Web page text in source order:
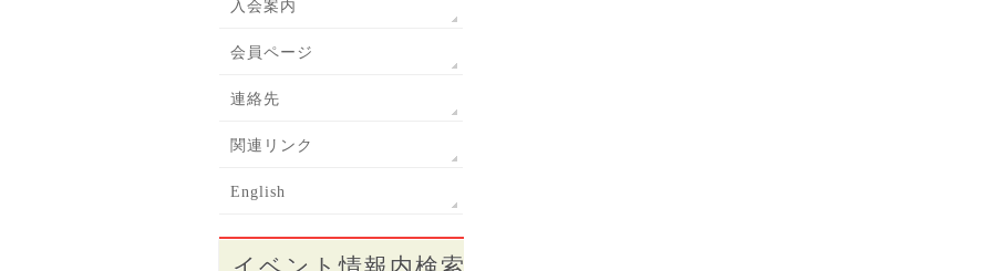
入会案内
会員ページ
連絡先
関連リンク
English